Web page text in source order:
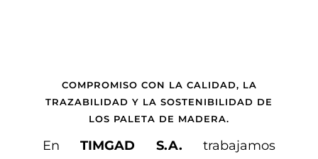
COMPROMISO CON LA CALIDAD, LA
TRAZABILIDAD Y LA SOSTENIBILIDAD DE
LOS PALETA DE MADERA.
EnTIMGAD S.A. trabajamos